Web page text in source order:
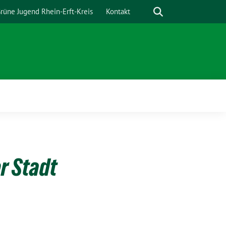
Jugend Rhein-Erft-Kreis Kontakt Suche
Stadt